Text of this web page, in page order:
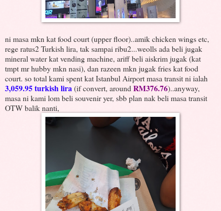
ni masa mkn kat food court (upper floor)..amik chicken wings etc,
rege ratus2 Turkish lira, tak sampai ribu2...weolls ada beli jugak
mineral water kat vending machine, ariff beli aiskrim jugak (kat
tmpt mr hubby mkn nasi), dan razeen mkn jugak fries kat food
court. so total kami spent kat Istanbul Airport masa transit ni ialah
3,059.95 turkish lira(if convert, aroundRM376.76)..anyway,
masa ni kami lom beli souvenir yer, sbb plan nak beli masa transit
OTW balik nanti,